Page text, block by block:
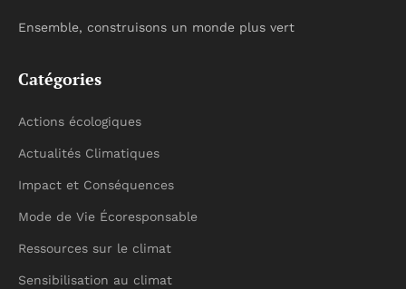
Ensemble, construisons un monde plus vert
Catégories
Actions écologiques
Actualités Climatiques
Impact et Conséquences
Mode de Vie Écoresponsable
Ressources sur le climat
Sensibilisation au climat